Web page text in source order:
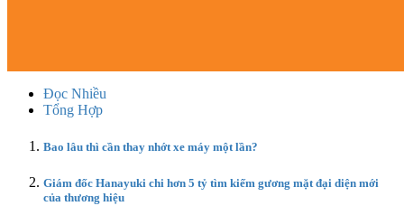
Đọc Nhiều
Tổng Hợp
Bao lâu thì cần thay nhớt xe máy một lần?
Giám đốc Hanayuki chi hơn 5 tỷ tìm kiếm gương mặt đại diện mới
của thương hiệu